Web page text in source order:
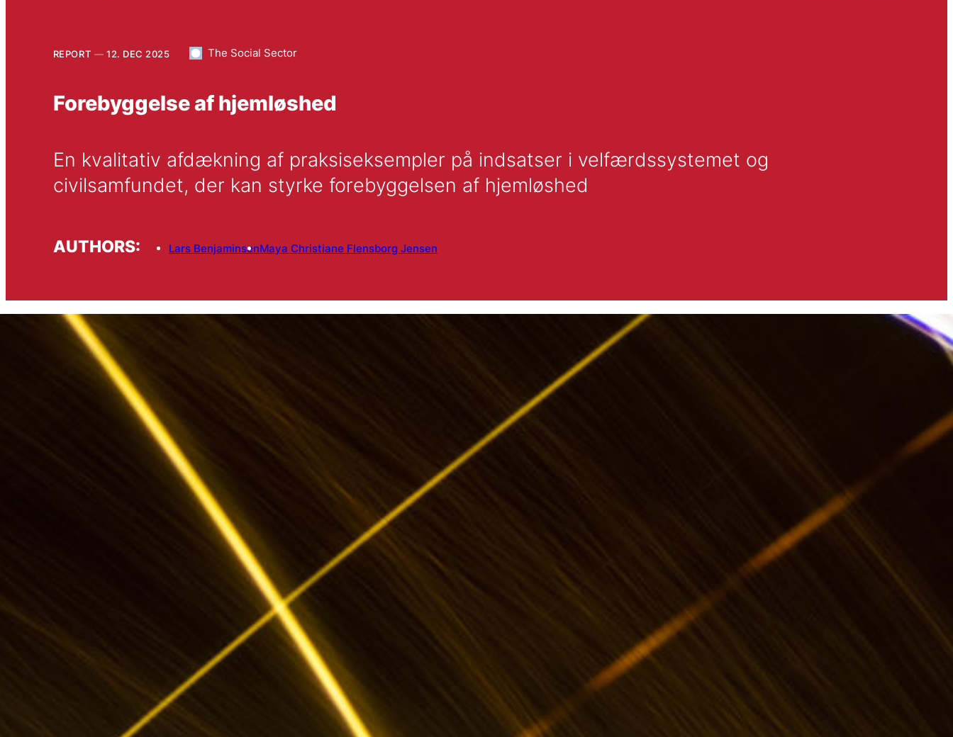
REPORT 12. DEC 2025 The Social Sector
Forebyggelse af hjemløshed
En kvalitativ afdækning af praksiseksempler på indsatser i velfærdssystemet og
civilsamfundet, der kan styrke forebyggelsen af hjemløshed
AUTHORS: Lars BenjaminsenMaya Christiane Flensborg Jensen